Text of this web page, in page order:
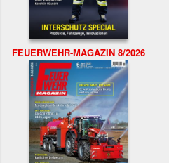
FEUERWEHR-MAGAZIN 8/2026